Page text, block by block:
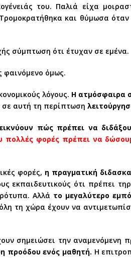
του. Παλιά είχα
και θύμωσα
σύμπτωση ότι έτυχαν σε εμένα.
φαινόμενο όμως.
λόγους. Η ατμόσφαιρα
σε αυτή τη περίπτωση
πώς πρέπει να
φορές πρέπει να
φορές, η πραγματική
εκπαιδευτικούς ότι πρέπει
Αλλά το μεγαλύτερο
τη χώρα έχουν να
σημειώσει την αναμενόμενη
προόδου ενός μαθητή. Η